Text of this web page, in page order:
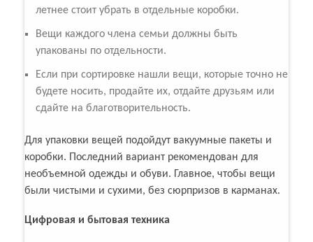
летнее стоит убрать в отдельные коробки.
Вещи каждого члена семьи должны быть
упакованы по отдельности.
Если при сортировке нашли вещи, которые точно не
будете носить, продайте их, отдайте друзьям или
сдайте на благотворительность.
Для упаковки вещей подойдут вакуумные пакеты и
коробки. Последний вариант рекомендован для
необъемной одежды и обуви. Главное, чтобы вещи
были чистыми и сухими, без сюрпризов в карманах.
Цифровая и бытовая техника